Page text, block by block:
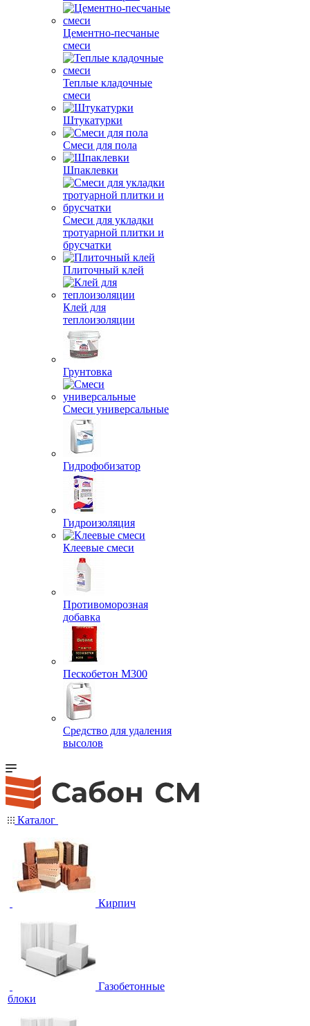
Цементно-песчаные
смеси
Теплые кладочные
смеси
Штукатурки
Смеси для пола
Шпаклевки
Смеси для укладки
тротуарной плитки и
брусчатки
Плиточный клей
Клей для
теплоизоляции
Грунтовка
Смеси универсальные
Гидрофобизатор
Гидроизоляция
Клеевые смеси
Противоморозная
добавка
Пескобетон М300
Средство для удаления
высолов
Каталог
Кирпич
Газобетонные
блоки